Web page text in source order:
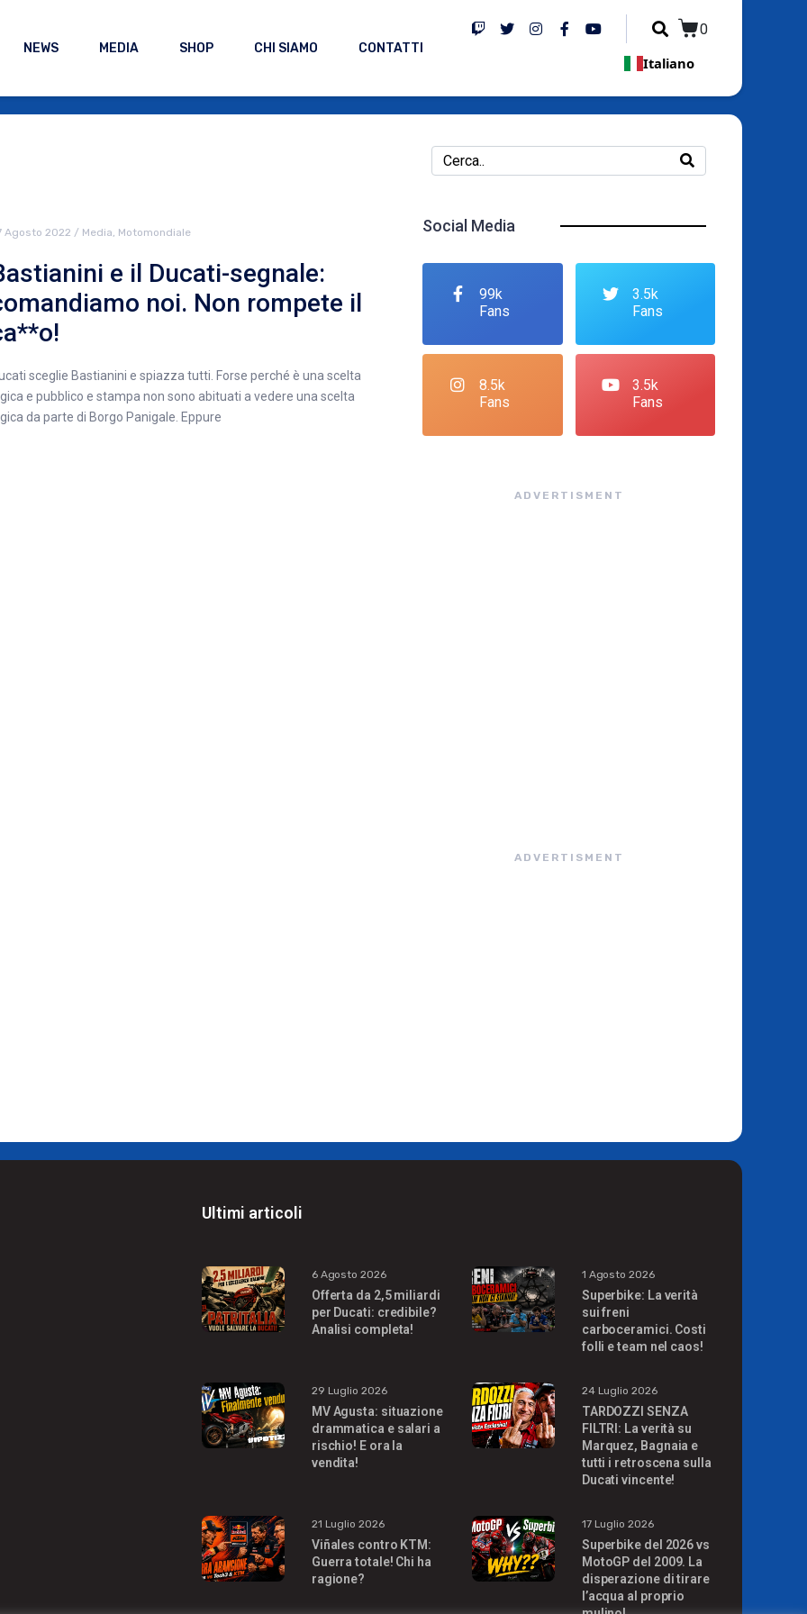
NEWS MEDIA SHOP CHI SIAMO CONTATTI
0
Italiano
Agosto 2022 / Media, Motomondiale
e il Ducati-segnale:
noi. Non rompete il
sceglie Bastianini e spiazza tutti. Forse perché è una scelta
e pubblico e stampa non sono abituati a vedere una scelta
da parte di Borgo Panigale. Eppure
Social Media
99k
Fans
3.5k
Fans
8.5k
Fans
3.5k
Fans
ADVERTISMENT
ADVERTISMENT
Ultimi articoli
6 Agosto 2026
Offerta da 2,5 miliardi
per Ducati: credibile?
Analisi completa!
1 Agosto 2026
Superbike: La verità
sui freni
carboceramici. Costi
folli e team nel caos!
29 Luglio 2026
MV Agusta: situazione
drammatica e salari a
rischio! E ora la
vendita!
24 Luglio 2026
TARDOZZI SENZA
FILTRI: La verità su
Marquez, Bagnaia e
tutti i retroscena sulla
Ducati vincente!
21 Luglio 2026
Viñales contro KTM:
Guerra totale! Chi ha
ragione?
17 Luglio 2026
Superbike del 2026 vs
MotoGP del 2009. La
disperazione di tirare
l’acqua al proprio